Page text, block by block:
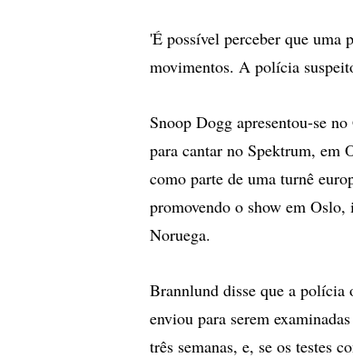
'É possível perceber que uma
movimentos. A polícia
Snoop Dogg apresentou-se
para cantar no Spektrum, em
como parte de uma turnê
promovendo o show em
Noruega.
Brannlund disse que a polícia
enviou para serem
três semanas, e, se os testes